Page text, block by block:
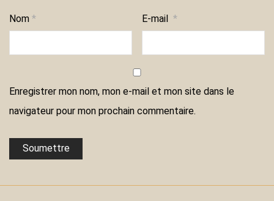
Nom * E-mail*
Enregistrer mon nom, mon e-mail et mon site dans le
navigateur pour mon prochain commentaire.